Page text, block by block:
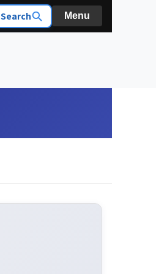
Search Menu